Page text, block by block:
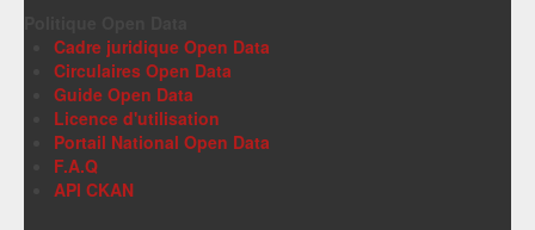
Cadre juridique Open Data
Circulaires Open Data
Guide Open Data
Licence d'utilisation
Portail National Open Data
F.A.Q
API CKAN